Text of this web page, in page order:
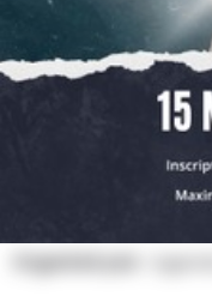
AU PROGRAMME